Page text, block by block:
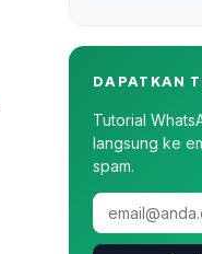
DAPATKAN
Tutorial
langsung ke
spam.